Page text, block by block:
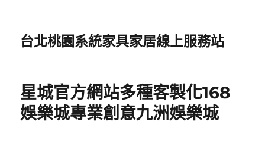
台北桃園系統家具家居線上服務站
星城官方網站多種客製化168
娛樂城專業創意九洲娛樂城